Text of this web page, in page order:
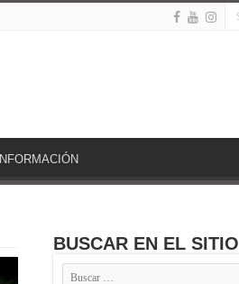
INFORMACIÓN
BUSCAR EN EL SITIO